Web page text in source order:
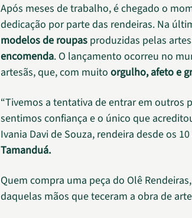
Após meses de trabalho, é chegado o
dedicação por parte das rendeiras. Na
modelos de roupas produzidas pelas
encomenda. O lançamento ocorreu no
artesãs, que, com muito orgulho, afeto e
“Tivemos a tentativa de entrar em outros
sentimos confiança e o único que
Ivania Davi de Souza, rendeira desde os
Tamanduá.
Quem compra uma peça do Olê
daquelas mãos que teceram a obra de